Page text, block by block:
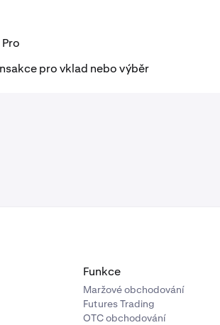
pro vklad nebo výběr
Funkce
Maržové obchodování
Futures Trading
OTC obchodování